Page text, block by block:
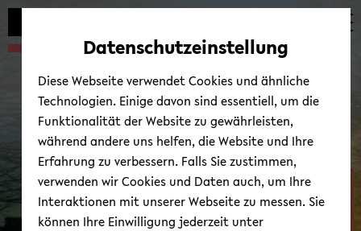
Automatische
vermeiden
zum
wechseln
zum
wechseln
zum
wechseln
Fa­kul­tät für Ge­sund­heits­
wis­sen­schaf­ten
Datenschutzeinstellung
Diese Webseite verwendet Cookies und ähnliche
Technologien. Einige davon sind essentiell, um die
Funktionalität der Website zu gewährleisten,
während andere uns helfen, die Website und Ihre
Erfahrung zu verbessern. Falls Sie zustimmen,
verwenden wir Cookies und Daten auch, um Ihre
Interaktionen mit unserer Webseite zu messen. Sie
können Ihre Einwilligung jederzeit unter